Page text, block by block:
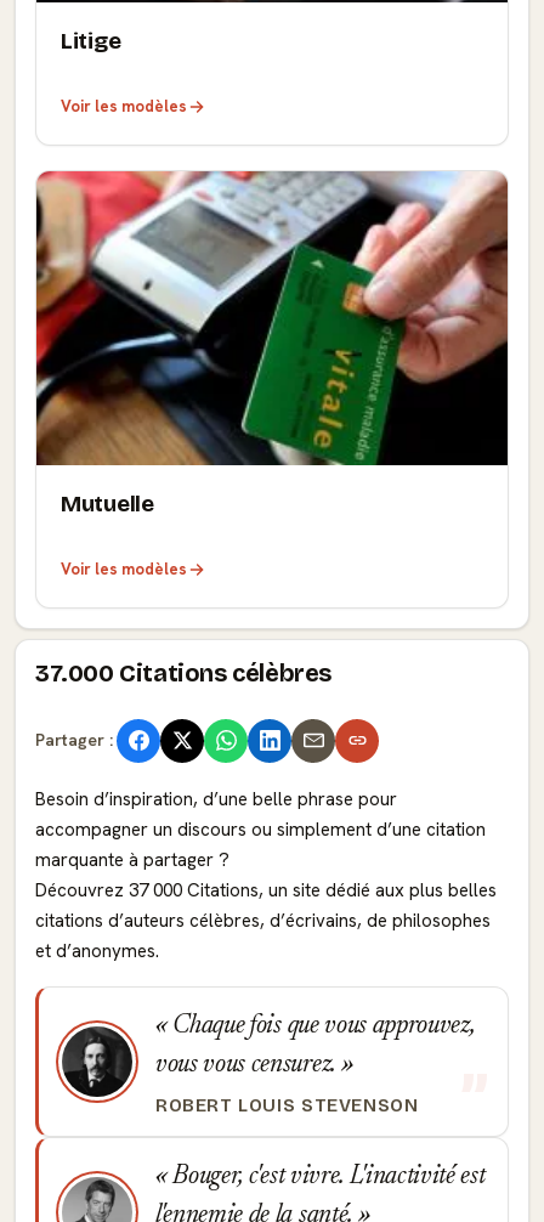
Litige
Voir les modèles
Mutuelle
Voir les modèles
37.000 Citations célèbres
Partager :
Besoin d’inspiration, d’une belle phrase pour
accompagner un discours ou simplement d’une citation
marquante à partager ?
Découvrez 37 000 Citations, un site dédié aux plus belles
citations d’auteurs célèbres, d’écrivains, de philosophes
et d’anonymes.
Chaque fois que vous approuvez,
vous vous censurez.
ROBERT LOUIS STEVENSON
Bouger, c'est vivre. L'inactivité est
l'ennemie de la santé.